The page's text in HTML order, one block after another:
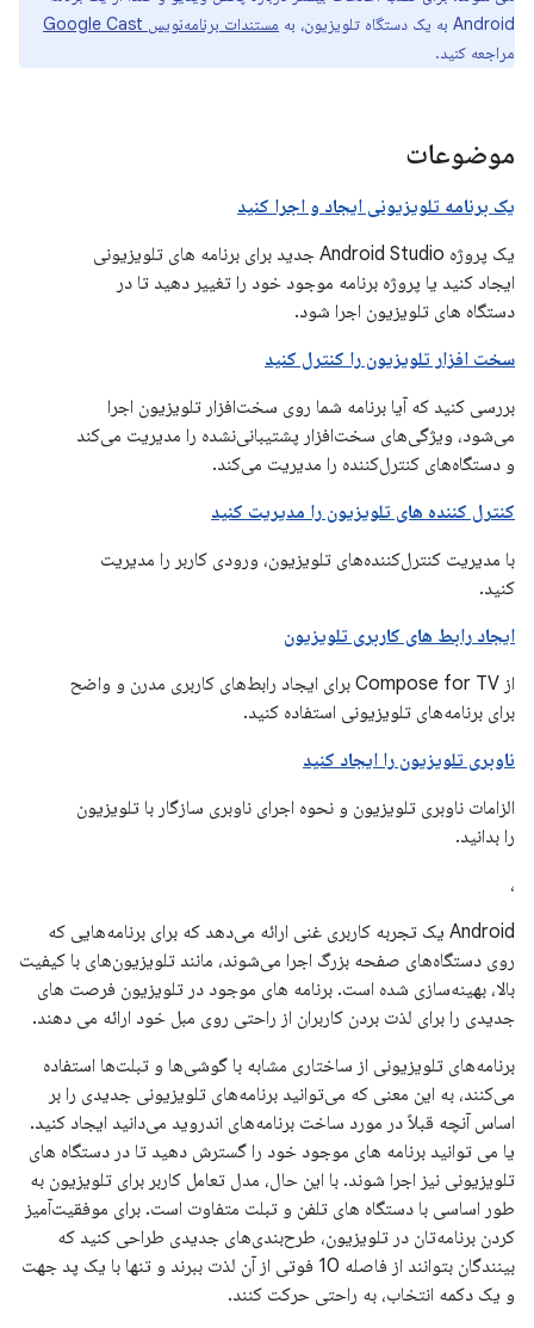
Android به یک دستگاه تلویزیون، به
مستندات برنامه‌نویس Google Cast
مراجعه کنید.
موضوعات
یک برنامه تلویزیونی ایجاد و اجرا کنید
یک پروژه Android Studio جدید برای برنامه های تلویزیونی
ایجاد کنید یا پروژه برنامه موجود خود را تغییر دهید تا در
دستگاه های تلویزیون اجرا شود.
سخت افزار تلویزیون را کنترل کنید
بررسی کنید که آیا برنامه شما روی سخت‌افزار تلویزیون اجرا
می‌شود، ویژگی‌های سخت‌افزار پشتیبانی‌نشده را مدیریت می‌کند
و دستگاه‌های کنترل‌کننده را مدیریت می‌کند.
کنترل کننده های تلویزیون را مدیریت کنید
با مدیریت کنترل‌کننده‌های تلویزیون، ورودی کاربر را مدیریت
کنید.
ایجاد رابط های کاربری تلویزیون
از Compose for TV برای ایجاد رابط‌های کاربری مدرن و واضح
برای برنامه‌های تلویزیونی استفاده کنید.
ناوبری تلویزیون را ایجاد کنید
الزامات ناوبری تلویزیون و نحوه اجرای ناوبری سازگار با تلویزیون
را بدانید.
،
Android یک تجربه کاربری غنی ارائه می‌دهد که برای برنامه‌هایی که
روی دستگاه‌های صفحه بزرگ اجرا می‌شوند، مانند تلویزیون‌های با کیفیت
بالا، بهینه‌سازی شده است. برنامه های موجود در تلویزیون فرصت های
جدیدی را برای لذت بردن کاربران از راحتی روی مبل خود ارائه می دهند.
برنامه‌های تلویزیونی از ساختاری مشابه با گوشی‌ها و تبلت‌ها استفاده
می‌کنند، به این معنی که می‌توانید برنامه‌های تلویزیونی جدیدی را بر
اساس آنچه قبلاً در مورد ساخت برنامه‌های اندروید می‌دانید ایجاد کنید.
یا می توانید برنامه های موجود خود را گسترش دهید تا در دستگاه های
تلویزیونی نیز اجرا شوند. با این حال، مدل تعامل کاربر برای تلویزیون به
طور اساسی با دستگاه های تلفن و تبلت متفاوت است. برای موفقیت‌آمیز
کردن برنامه‌تان در تلویزیون، طرح‌بندی‌های جدیدی طراحی کنید که
بینندگان بتوانند از فاصله 10 فوتی از آن لذت ببرند و تنها با یک پد جهت
و یک دکمه انتخاب، به راحتی حرکت کنند.